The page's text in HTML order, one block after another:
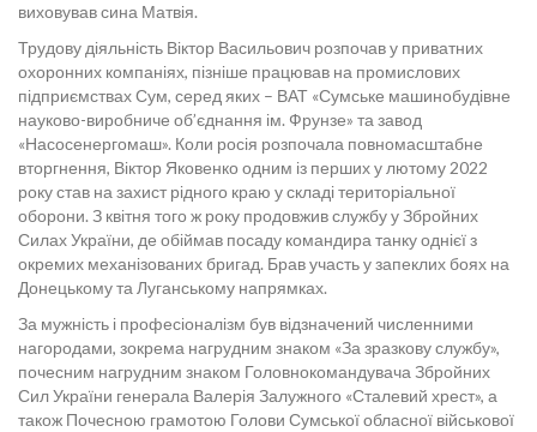
виховував сина Матвія.
Трудову діяльність Віктор Васильович розпочав у приватних
охоронних компаніях, пізніше працював на промислових
підприємствах Сум, серед яких – ВАТ «Сумське машинобудівне
науково-виробниче об’єднання ім. Фрунзе» та завод
«Насосенергомаш». Коли росія розпочала повномасштабне
вторгнення, Віктор Яковенко одним із перших у лютому 2022
року став на захист рідного краю у складі територіальної
оборони. З квітня того ж року продовжив службу у Збройних
Силах України, де обіймав посаду командира танку однієї з
окремих механізованих бригад. Брав участь у запеклих боях на
Донецькому та Луганському напрямках.
За мужність і професіоналізм був відзначений численними
нагородами, зокрема нагрудним знаком «За зразкову службу»,
почесним нагрудним знаком Головнокомандувача Збройних
Сил України генерала Валерія Залужного «Сталевий хрест», а
також Почесною грамотою Голови Сумської обласної військової